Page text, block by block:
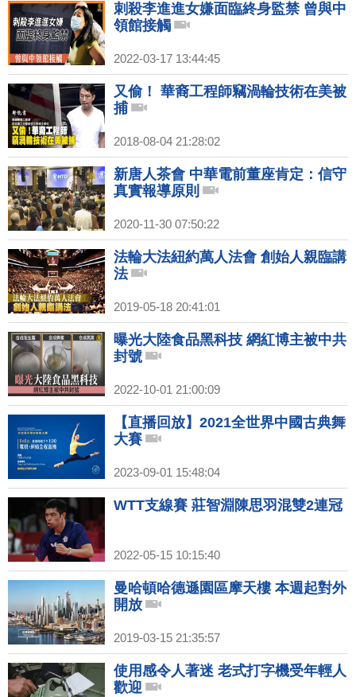
刺殺李進進女嫌面臨終身監禁 曾與中
領館接觸
2022-03-17 13:44:45
又偷！ 華裔工程師竊渦輪技術在美被
捕
2018-08-04 21:28:02
新唐人茶會 中華電前董座肯定：信守
真實報導原則
2020-11-30 07:50:22
法輪大法紐約萬人法會 創始人親臨講
法
2019-05-18 20:41:01
曝光大陸食品黑科技 網紅博主被中共
封號
2022-10-01 21:00:09
【直播回放】2021全世界中國古典舞
大賽
2023-09-01 15:48:04
WTT支線賽 莊智淵陳思羽混雙2連冠
2022-05-15 10:15:40
曼哈頓哈德遜園區摩天樓 本週起對外
開放
2019-03-15 21:35:57
使用感令人著迷 老式打字機受年輕人
歡迎